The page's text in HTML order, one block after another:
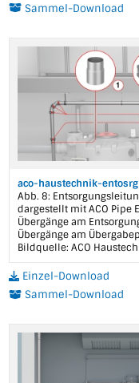
Sammel-Download
aco-haustechnik-
Abb. 8:
dargestellt mit ACO Pipe
Übergänge am
Übergänge am
Bildquelle: ACO
Einzel-Download
Sammel-Download